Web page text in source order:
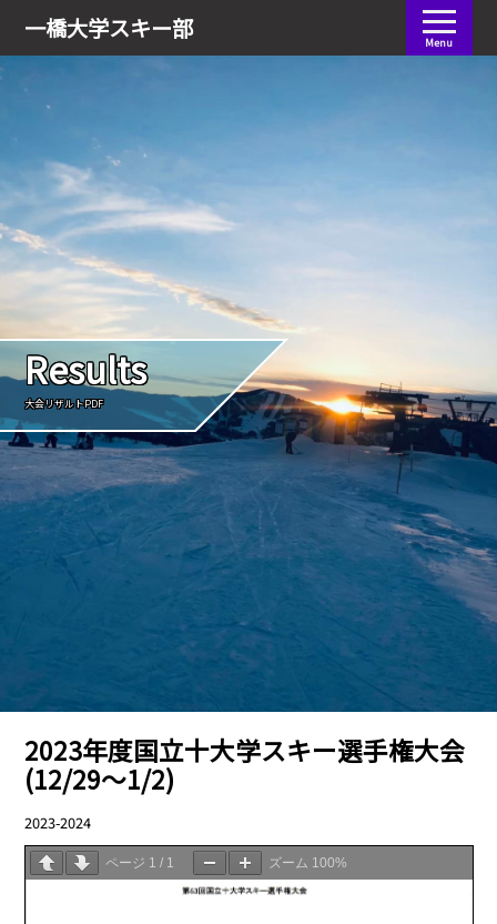
一橋大学スキー部 Menu
会員ログイン
Results
大会リザルトPDF
2023年度国立十大学スキー選手権大会
(12/29〜1/2)
2023-2024
ページ 1 / 1 ズーム 100%